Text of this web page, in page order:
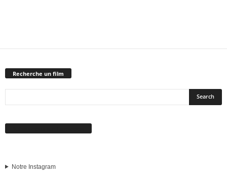
Recherche un film
Notre Instagram